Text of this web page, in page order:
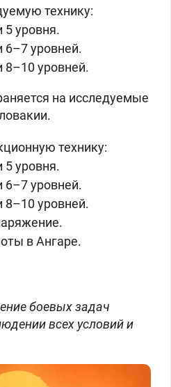
технику:
5 уровня.
6–7 уровней.
8–10 уровней.
на исследуемые
технику:
5 уровня.
6–7 уровней.
8–10 уровней.
в Ангаре.
боевых задач
всех условий и